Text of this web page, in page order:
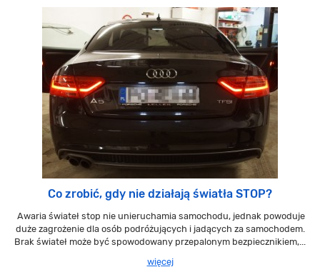
Co zrobić, gdy nie działają światła STOP?
Awaria świateł stop nie unieruchamia samochodu, jednak powoduje
duże zagrożenie dla osób podróżujących i jadących za samochodem.
Brak świateł może być spowodowany przepalonym bezpiecznikiem,...
więcej